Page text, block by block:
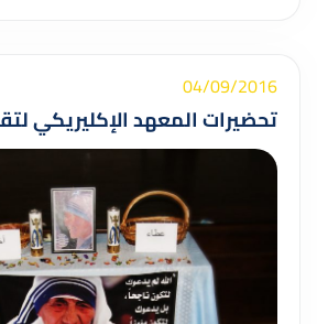
04/09/2016
تحضيرات المعهد الإكليريكي